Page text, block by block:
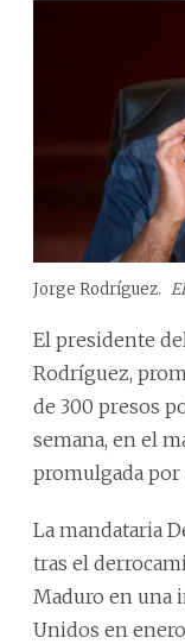
Jorge Rodríguez.
El presidente
Rodríguez,
de 300 presos
semana, en el
promulgada
La mandataria
tras el
Maduro en una
Unidos en